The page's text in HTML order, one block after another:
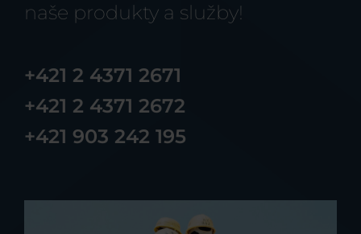
naše produkty a služby!
+421 2 4371 2671
+421 2 4371 2672
+421 903 242 195